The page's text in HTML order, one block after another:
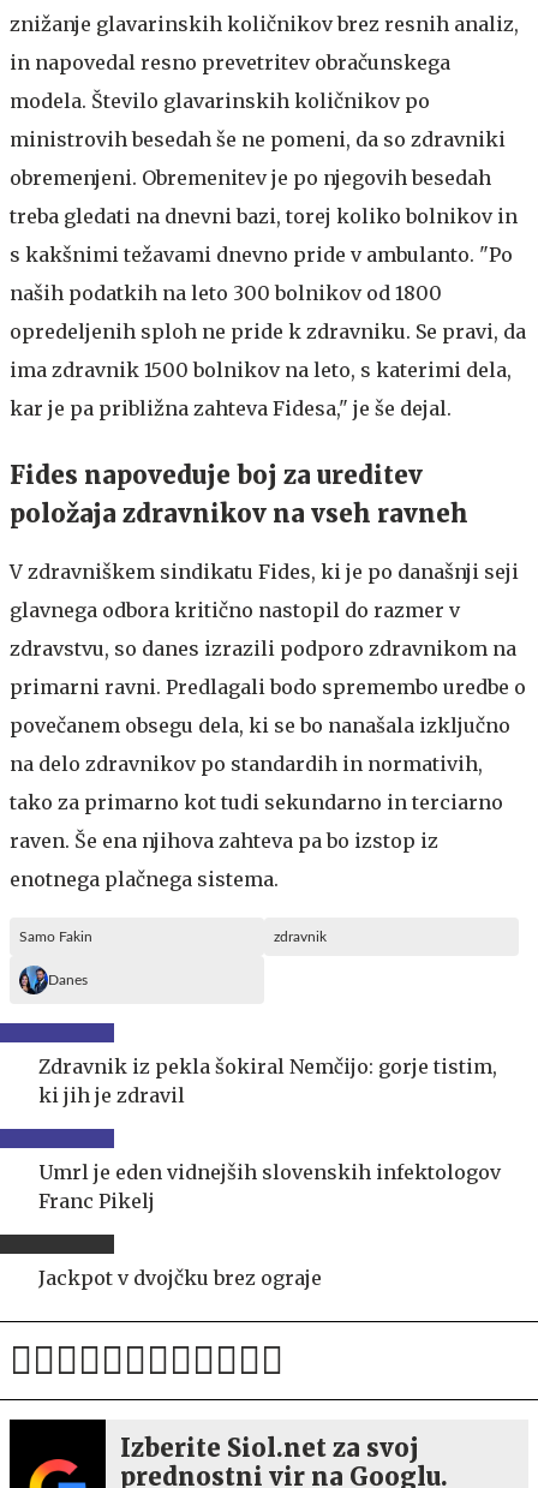
znižanje glavarinskih količnikov brez resnih analiz,
in napovedal resno prevetritev obračunskega
modela. Število glavarinskih količnikov po
ministrovih besedah še ne pomeni, da so zdravniki
obremenjeni. Obremenitev je po njegovih besedah
treba gledati na dnevni bazi, torej koliko bolnikov in
s kakšnimi težavami dnevno pride v ambulanto. "Po
naših podatkih na leto 300 bolnikov od 1800
opredeljenih sploh ne pride k zdravniku. Se pravi, da
ima zdravnik 1500 bolnikov na leto, s katerimi dela,
kar je pa približna zahteva Fidesa," je še dejal.
Fides napoveduje boj za ureditev
položaja zdravnikov na vseh ravneh
V zdravniškem sindikatu Fides, ki je po današnji seji
glavnega odbora kritično nastopil do razmer v
zdravstvu, so danes izrazili podporo zdravnikom na
primarni ravni. Predlagali bodo spremembo uredbe o
povečanem obsegu dela, ki se bo nanašala izključno
na delo zdravnikov po standardih in normativih,
tako za primarno kot tudi sekundarno in terciarno
raven. Še ena njihova zahteva pa bo izstop iz
enotnega plačnega sistema.
Samo Fakin zdravnik
Danes
Zdravnik iz pekla šokiral Nemčijo: gorje tistim,
ki jih je zdravil
Umrl je eden vidnejših slovenskih infektologov
Franc Pikelj
Jackpot v dvojčku brez ograje
Izberite Siol.net za svoj
prednostni vir na Googlu.